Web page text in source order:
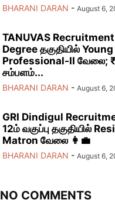
BHARANI DARAN - August 6,
TANUVAS
Degree தகுதியில் Young
Professional-II வேலை;
சம்பளம்...
BHARANI DARAN - August 6,
GRI Dindigul
12ம் வகுப்பு தகுதியில்
Matron வேலை 👩‍💼
BHARANI DARAN - August 6,
NO COMMENTS